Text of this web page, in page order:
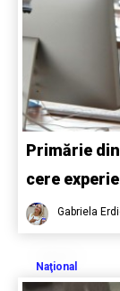
Primărie
cere
Gabriela
Naţional